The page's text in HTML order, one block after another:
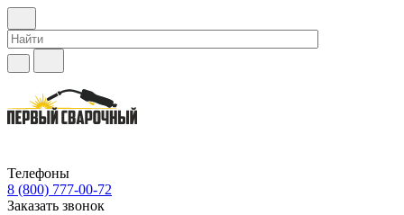
Телефоны
8 (800) 777-00-72
Заказать звонок